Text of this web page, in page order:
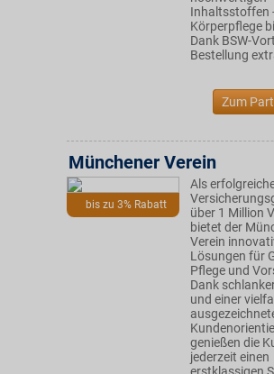
Inhaltsstoffen
Körperpflege
Dank BSW-
Bestellung
Zum
bis zu 3% Rabatt
Münchener Verein
Als
über 1 Million
bietet der
Verein
Lösungen für
Pflege und
Dank
und einer
genießen die
jederzeit einen